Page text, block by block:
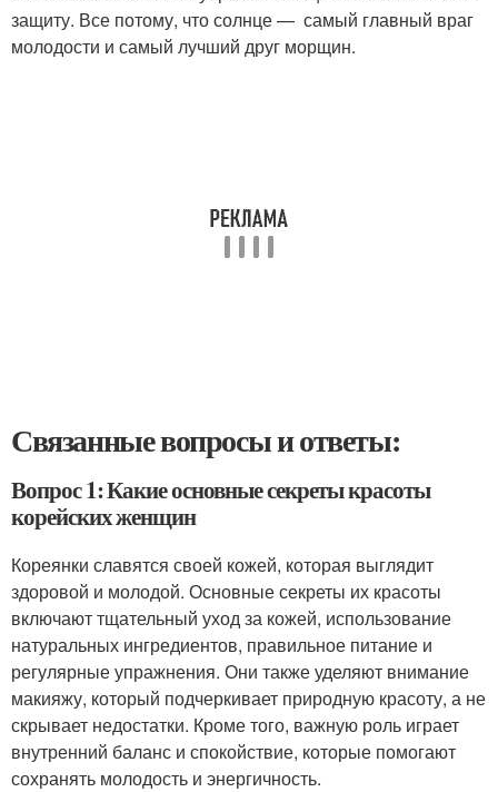
защиту. Все потому, что солнце — самый главный враг
молодости и самый лучший друг морщин.
Связанные вопросы и ответы:
Вопрос 1: Какие основные секреты красоты
корейских женщин
Кореянки славятся своей кожей, которая выглядит
здоровой и молодой. Основные секреты их красоты
включают тщательный уход за кожей, использование
натуральных ингредиентов, правильное питание и
регулярные упражнения. Они также уделяют внимание
макияжу, который подчеркивает природную красоту, а не
скрывает недостатки. Кроме того, важную роль играет
внутренний баланс и спокойствие, которые помогают
сохранять молодость и энергичность.